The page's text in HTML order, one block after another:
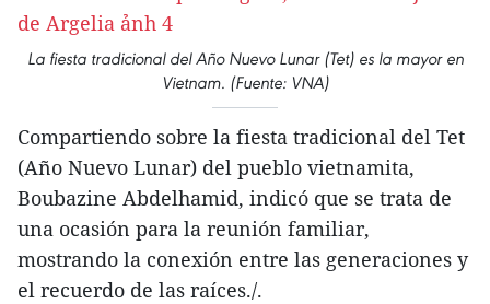
La fiesta tradicional del Año Nuevo Lunar (Tet) es la mayor en
Vietnam. (Fuente: VNA)
Compartiendo sobre la fiesta tradicional del Tet
(Año Nuevo Lunar) del pueblo vietnamita,
Boubazine Abdelhamid, indicó que se trata de
una ocasión para la reunión familiar,
mostrando la conexión entre las generaciones y
el recuerdo de las raíces./.